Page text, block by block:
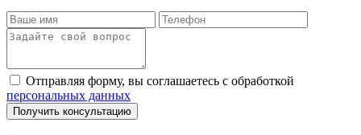
Отправляя форму, вы соглашаетесь с обработкой
персональных данных
Получить консультацию